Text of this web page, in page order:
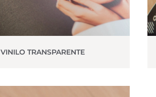
VINILO TRANSPARENTE